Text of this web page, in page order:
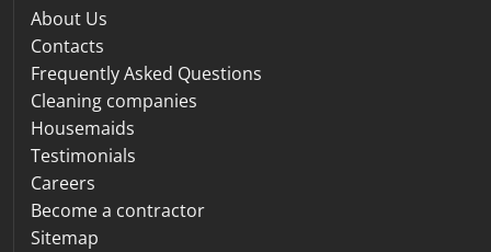
About Us
Contacts
Frequently Asked Questions
Cleaning companies
Housemaids
Testimonials
Careers
Become a contractor
Sitemap